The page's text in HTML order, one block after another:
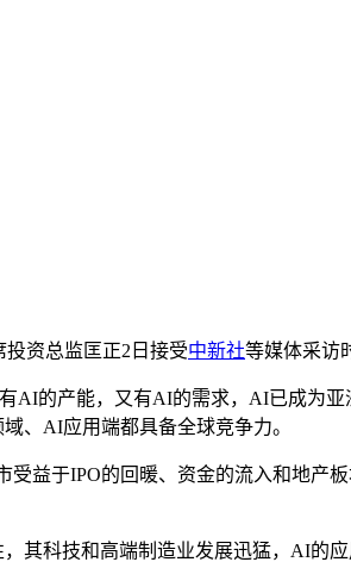
投资总监匡正2日接受中新社等媒体采访
的产能，又有AI的需求，AI已成为亚
、AI应用端都具备全球竞争力。
于IPO的回暖、资金的流入和地产
科技和高端制造业发展迅猛，AI的